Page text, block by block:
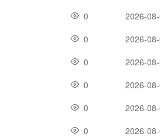
0 2026-
0 2026-
0 2026-
0 2026-
0 2026-
0 2026-